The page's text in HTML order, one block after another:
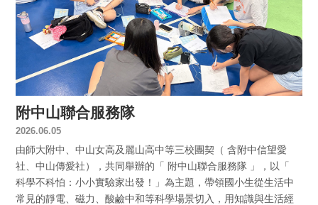
附中山聯合服務隊
2026.06.05
由師大附中、中山女高及麗山高中等三校團契（ 含附中信望愛
社、中山傳愛社），共同舉辦的「 附中山聯合服務隊 」，以「
科學不科怕：小小實驗家出發！」為主題，帶領國小生從生活中
常見的靜電、磁力、酸鹼中和等科學場景切入，用知識與生活經